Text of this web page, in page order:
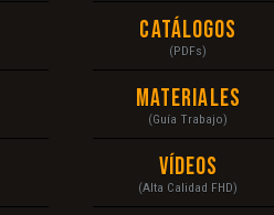
Catálogos
(PDFs)
Materiales
(Guía Trabajo)
Vídeos
(Alta Calidad FHD)